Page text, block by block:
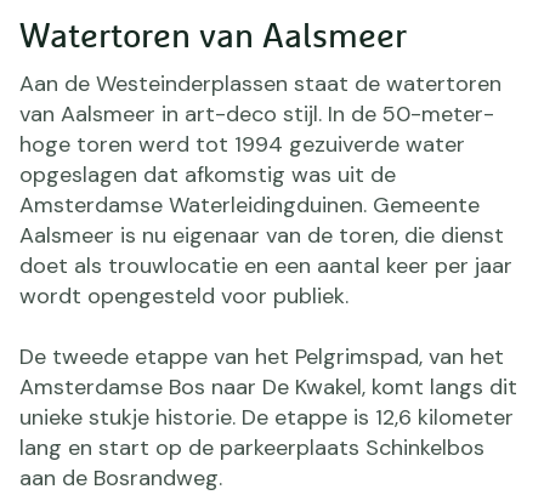
Watertoren van Aalsmeer
Aan de Westeinderplassen staat de watertoren
van Aalsmeer in art-deco stijl. In de 50-meter-
hoge toren werd tot 1994 gezuiverde water
opgeslagen dat afkomstig was uit de
Amsterdamse Waterleidingduinen. Gemeente
Aalsmeer is nu eigenaar van de toren, die dienst
doet als trouwlocatie en een aantal keer per jaar
wordt opengesteld voor publiek.
De tweede etappe van het Pelgrimspad, van het
Amsterdamse Bos naar De Kwakel, komt langs dit
unieke stukje historie. De etappe is 12,6 kilometer
lang en start op de parkeerplaats Schinkelbos
aan de Bosrandweg.